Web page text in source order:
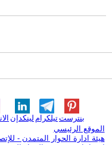
لينكدإن تيلكرامبنترست
الموقع الرئيسي
هيئة ادارة الحوار المتمدن -